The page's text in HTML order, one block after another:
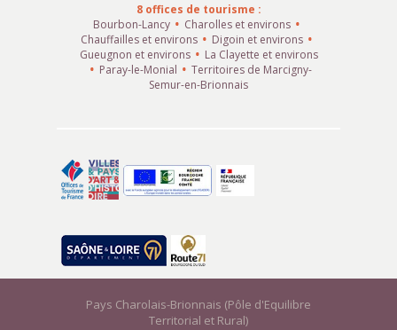
8 offices de tourisme :
Bourbon-Lancy
Charolles et environs
Chauffailles et environs
Digoin et environs
Gueugnon et environs
La Clayette et environs
Paray-le-Monial
Territoires de Marcigny-
Semur-en-Brionnais
Pays Charolais-Brionnais (Pôle d'Equilibre
Territorial et Rural)